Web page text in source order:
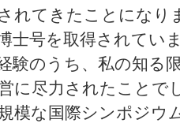
れてきたことになり
士号を取得されてい
験のうち、私の知る
に尽力されたことで
模な国際シンポジウ